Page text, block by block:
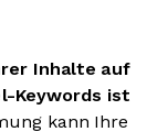
Inhalte auf
Keywords ist
kann Ihre